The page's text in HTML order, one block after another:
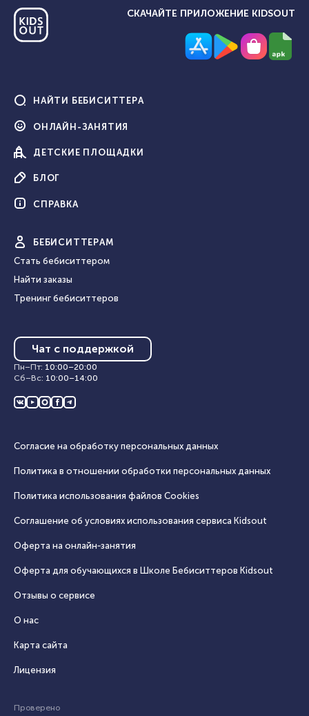
СКАЧАЙТЕ ПРИЛОЖЕНИЕ KIDSOUT
НАЙТИ БЕБИСИТТЕРА
ОНЛАЙН-ЗАНЯТИЯ
ДЕТСКИЕ ПЛОЩАДКИ
БЛОГ
СПРАВКА
БЕБИ СИТТЕРАМ
Стать бебиситтером
Найти заказы
Тренинг бебиситтеров
Чат с поддержкой
Пн–Пт: 10:00–20:00
Сб–Вс: 10:00–14:00
Согласие на обработку персональных данных
Политика в отношении обработки персональных данных
Политика использования файлов Cookies
Соглашение об условиях использования сервиса Кidsout
Оферта на онлайн‑занятия
Оферта для обучающихся в Школе Бебиситтеров Kidsout
Отзывы о сервисе
О нас
Карта сайта
Лицензия
Проверено